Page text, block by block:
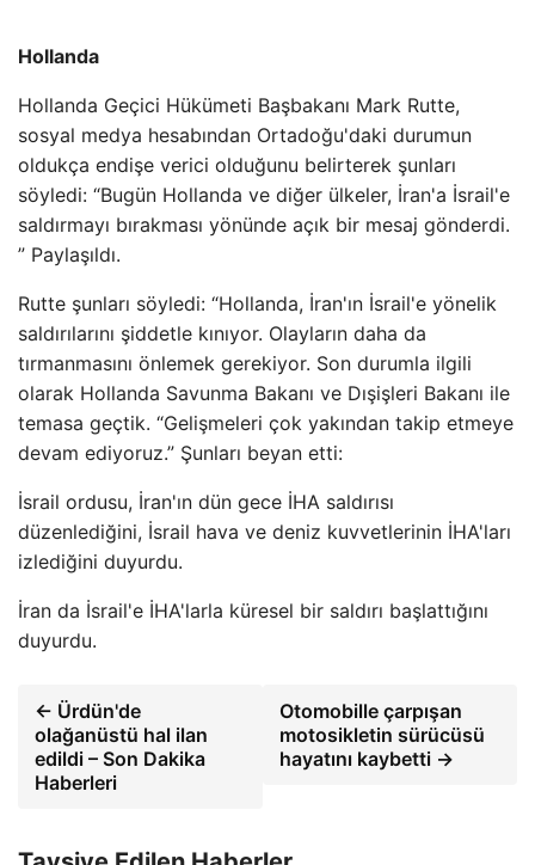
Hollanda
Hollanda Geçici Hükümeti Başbakanı Mark Rutte,
sosyal medya hesabından Ortadoğu'daki durumun
oldukça endişe verici olduğunu belirterek şunları
söyledi: “Bugün Hollanda ve diğer ülkeler, İran'a İsrail'e
saldırmayı bırakması yönünde açık bir mesaj gönderdi.
” Paylaşıldı.
Rutte şunları söyledi: “Hollanda, İran'ın İsrail'e yönelik
saldırılarını şiddetle kınıyor. Olayların daha da
tırmanmasını önlemek gerekiyor. Son durumla ilgili
olarak Hollanda Savunma Bakanı ve Dışişleri Bakanı ile
temasa geçtik. “Gelişmeleri çok yakından takip etmeye
devam ediyoruz.” Şunları beyan etti:
İsrail ordusu, İran'ın dün gece İHA saldırısı
düzenlediğini, İsrail hava ve deniz kuvvetlerinin İHA'ları
izlediğini duyurdu.
İran da İsrail'e İHA'larla küresel bir saldırı başlattığını
duyurdu.
← Ürdün'de
olağanüstü hal ilan
edildi – Son Dakika
Haberleri
Otomobille çarpışan
motosikletin sürücüsü
hayatını kaybetti →